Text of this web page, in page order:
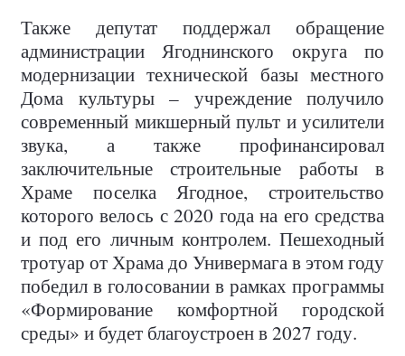
Также депутат поддержал обращение
администрации Ягоднинского округа по
модернизации технической базы местного
Дома культуры – учреждение получило
современный микшерный пульт и усилители
звука, а также профинансировал
заключительные строительные работы в
Храме поселка Ягодное, строительство
которого велось с 2020 года на его средства
и под его личным контролем. Пешеходный
тротуар от Храма до Универмага в этом году
победил в голосовании в рамках программы
«Формирование комфортной городской
среды» и будет благоустроен в 2027 году.